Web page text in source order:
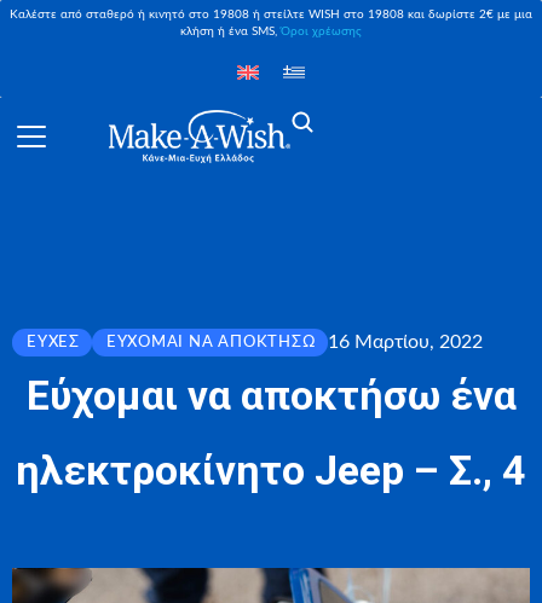
Καλέστε από σταθερό ή κινητό στο 19808 ή στείλτε WISH στο 19808 και δωρίστε 2€ με μια
κλήση ή ένα SMS,Όροι χρέωσης
ΕΥΧΈΣ ΕΎΧΟΜΑΙ ΝΑ ΑΠΟΚΤΉΣΩ 16 Μαρτίου, 2022
Εύχομαι να αποκτήσω ένα
ηλεκτροκίνητο Jeep – Σ., 4